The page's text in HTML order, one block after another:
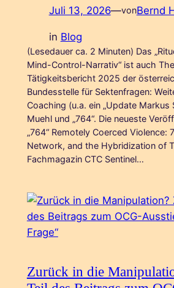
Juli 13, 2026—vonBernd
in Blog
(Lesedauer ca. 2 Minuten) Das
Mind-Control-Narrativ“ ist auch
Tätigkeitsbericht 2025 der
Bundesstelle für Sektenfragen:
Coaching (u.a. ein „Update Markus
Muehl und „764“. Die neueste
„764“ Remotely Coerced Violence:
Network, and the Hybridization of
Fachmagazin CTC Sentinel…
Zurück in die